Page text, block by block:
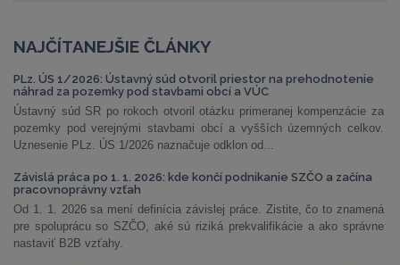
NAJČÍTANEJŠIE ČLÁNKY
PLz. ÚS 1/2026: Ústavný súd otvoril priestor na prehodnotenie
náhrad za pozemky pod stavbami obcí a VÚC
Ústavný súd SR po rokoch otvoril otázku primeranej kompenzácie za
pozemky pod verejnými stavbami obcí a vyšších územných celkov.
Uznesenie PLz. ÚS 1/2026 naznačuje odklon od...
Závislá práca po 1. 1. 2026: kde končí podnikanie SZČO a začína
pracovnoprávny vzťah
Od 1. 1. 2026 sa mení definícia závislej práce. Zistite, čo to znamená
pre spoluprácu so SZČO, aké sú riziká prekvalifikácie a ako správne
nastaviť B2B vzťahy.